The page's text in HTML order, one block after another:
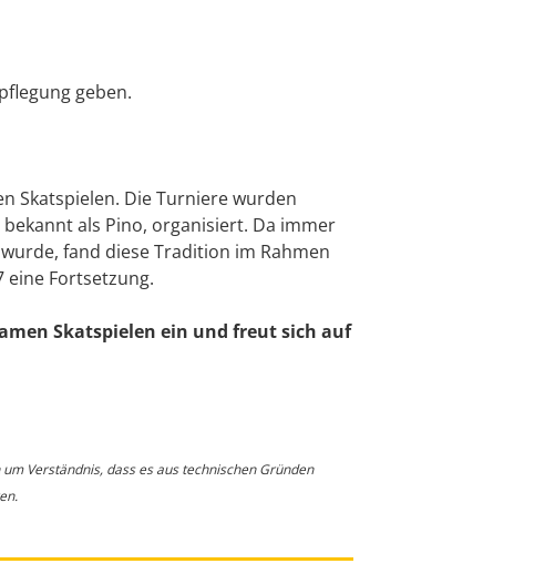
geben.
Skatspielen. Die Turniere wurden
als Pino, organisiert. Da immer
fand diese Tradition im Rahmen
eine Fortsetzung.
Skatspielen ein und freut sich auf
Verständnis, dass es aus technischen Gründen